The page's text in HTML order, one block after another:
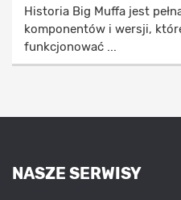
Historia Big Muffa jest
komponentów i wersji,
funkcjonować ...
NASZE SERWISY